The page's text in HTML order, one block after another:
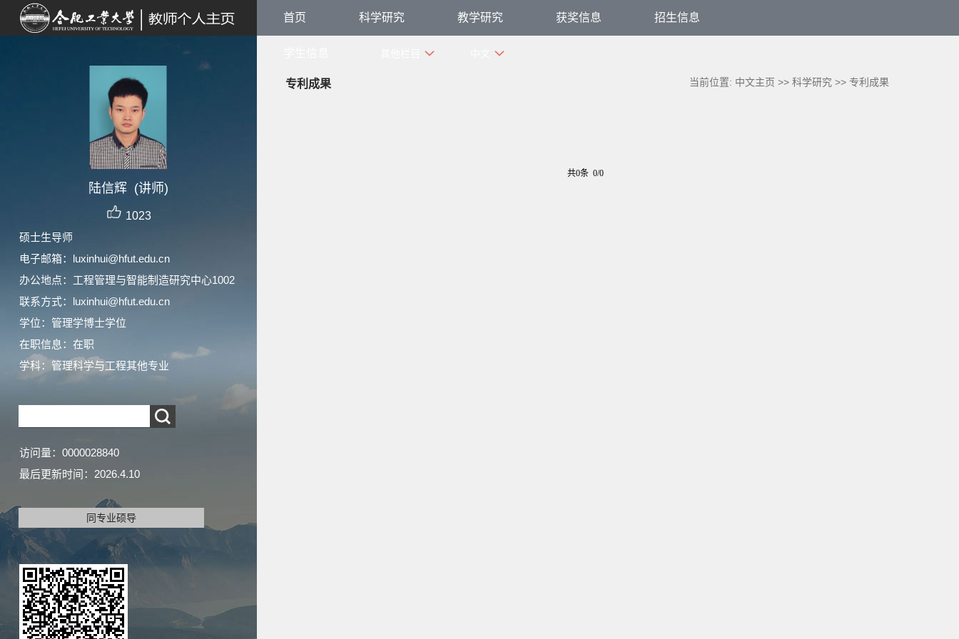
陆信辉 (讲师)
1023
硕士生导师
电子邮箱： luxinhui@hfut.edu.cn
办公地点：工程管理与智能制造研究中心1002
联系方式：luxinhui@hfut.edu.cn
学位：管理学博士学位
在职信息：在职
学科：管理科学与工程其他专业
访问量： 0000028840
最后更新时间： 2026.4.10
同专业硕导
首页 科学研究 教学研究 获奖信息 招生信息
专利成果 当前位置: 中文主页 >>科学研究 >>专利成果
共0条 0/0